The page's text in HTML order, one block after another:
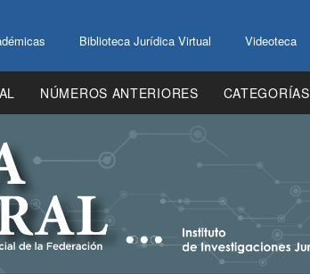
Biblioteca Jurídica Virtual Videoteca
NÚMEROS ANTERIORES CATEGORÍAS